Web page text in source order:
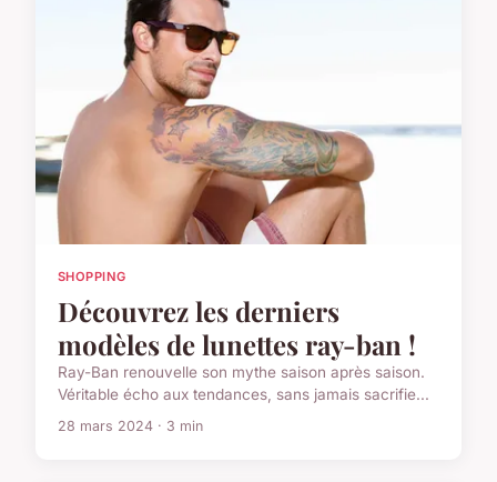
SHOPPING
Découvrez les derniers
modèles de lunettes ray-ban !
Ray-Ban renouvelle son mythe saison après saison.
Véritable écho aux tendances, sans jamais sacrifie...
28 mars 2024 · 3 min